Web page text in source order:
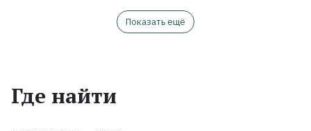
Показать ещё
Где найти